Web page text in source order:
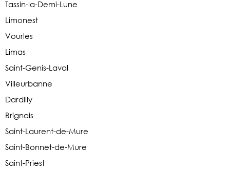
Tassin-la-Demi-Lune
Limonest
Vourles
Limas
Saint-Genis-Laval
Villeurbanne
Dardilly
Brignais
Saint-Laurent-de-Mure
Saint-Bonnet-de-Mure
Saint-Priest